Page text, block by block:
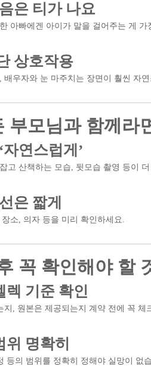
은 티가 나요
아빠에겐 아이가 말을 걸어주는 게 가
상호작용
배우자와 눈 마주치는 장면이 훨씬 자
부모님과 함께라
자연스럽게’
고 산책하는 모습, 뒷모습 촬영 등이
은 짧게
소, 의자 등을 미리 확인하세요.
꼭 확인해야 할
렉 기준 확인
지, 원본은 제공되는지 계약 전에 꼭 체
위 명확히
등의 범위를 정확히 정해야 실망이 없